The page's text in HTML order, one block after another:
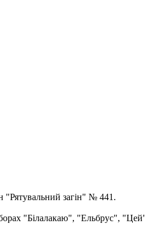
"Рятувальний загін" № 441.
"Білалакаю", "Ельбрус",